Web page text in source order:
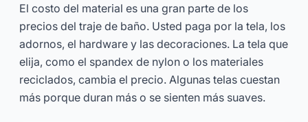
El costo del material es una gran parte de los
precios del traje de baño. Usted paga por la tela, los
adornos, el hardware y las decoraciones. La tela que
elija, como el spandex de nylon o los materiales
reciclados, cambia el precio. Algunas telas cuestan
más porque duran más o se sienten más suaves.